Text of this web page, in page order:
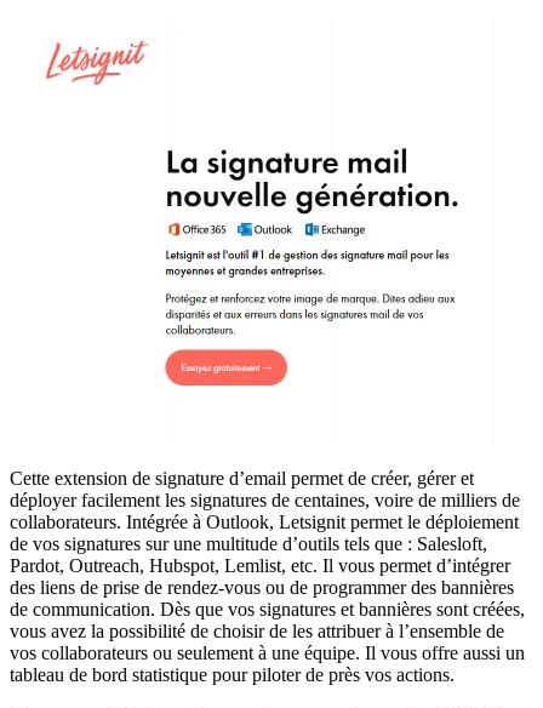
Cette extension de signature d’email permet de créer, gérer et
déployer facilement les signatures de centaines, voire de milliers de
collaborateurs. Intégrée à Outlook, Letsignit permet le déploiement
de vos signatures sur une multitude d’outils tels que : Salesloft,
Pardot, Outreach, Hubspot, Lemlist, etc. Il vous permet d’intégrer
des liens de prise de rendez-vous ou de programmer des bannières
de communication. Dès que vos signatures et bannières sont créées,
vous avez la possibilité de choisir de les attribuer à l’ensemble de
vos collaborateurs ou seulement à une équipe. Il vous offre aussi un
tableau de bord statistique pour piloter de près vos actions.